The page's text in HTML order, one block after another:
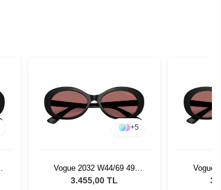
+5
Vogue 2032 W44/69 49
Çocuk Güneş Gözlüğü
3.455,00 TL
Vogue